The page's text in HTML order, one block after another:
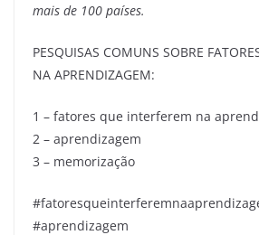
mais de 100 países.
PESQUISAS COMUNS SOBRE
NA APRENDIZAGEM:
1 – fatores que interferem na
2 – aprendizagem
3 – memorização
#aprendizagem